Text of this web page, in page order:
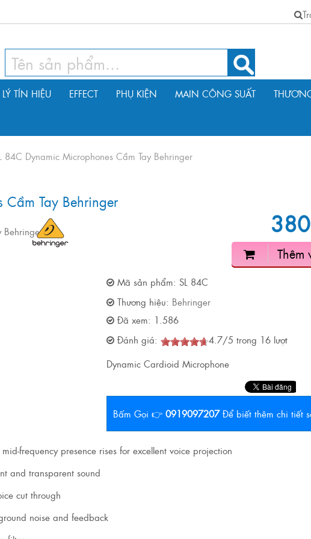
TÍN HIỆU EFFECT PHỤ KIỆN MAIN CÔNG SUẤT
84C Dynamic Microphones Cầm Tay Behringer
Tay Behringer
Mã sản phẩm: SL 84C
Thương hiệu: Behringer
Đã xem: 1.586
Đánh giá:
4.7/5 trong 16lượt
Dynamic Cardioid Microphone
Bấm Gọi 👉 0919097207 Để biết thêm chi tiết
frequency presence rises for excellent voice projection
and transparent sound
cut through
noise and feedback